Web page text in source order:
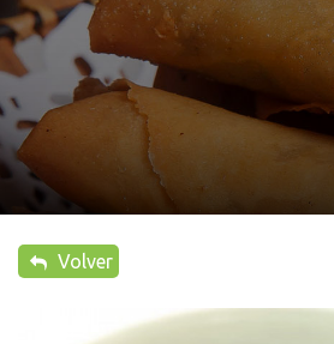
Volver